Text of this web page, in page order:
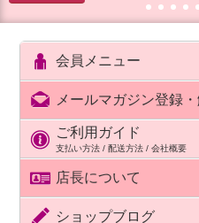
会員メニュー
メールマガジン登録
ご利用ガイド
支払い方法 / 配送方法 / 会社概要
店長について
ショップブログ